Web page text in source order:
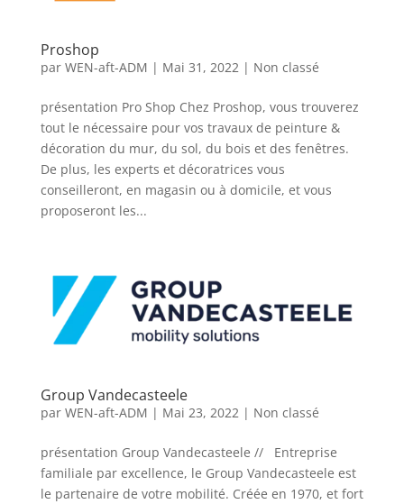
Proshop
par WEN-aft-ADM | Mai 31, 2022| Non classé
présentation Pro Shop Chez Proshop, vous trouverez
tout le nécessaire pour vos travaux de peinture &
décoration du mur, du sol, du bois et des fenêtres.
De plus, les experts et décoratrices vous
conseilleront, en magasin ou à domicile, et vous
proposeront les...
Group Vandecasteele
par WEN-aft-ADM | Mai 23, 2022| Non classé
présentation Group Vandecasteele // Entreprise
familiale par excellence, le Group Vandecasteele est
le partenaire de votre mobilité. Créée en 1970, et fort